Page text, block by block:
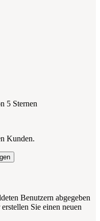
5 Sternen
Kunden.
Benutzern abgegeben
Sie einen neuen